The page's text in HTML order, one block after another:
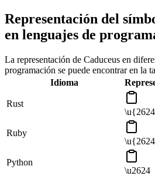
Representación del
en lenguajes de
La representación de Caduceus en
programación se puede encontrar en la
Idioma
Rust
Ruby
Python
\u2624